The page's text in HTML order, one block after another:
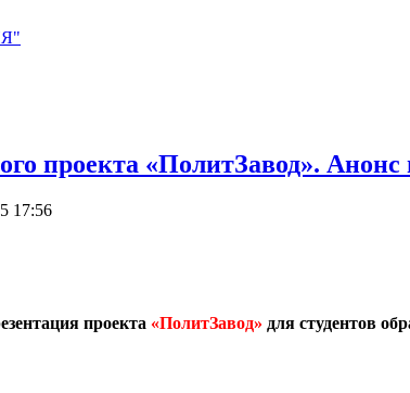
проекта «ПолитЗавод».
17:56
проекта «ПолитЗавод» для студентов